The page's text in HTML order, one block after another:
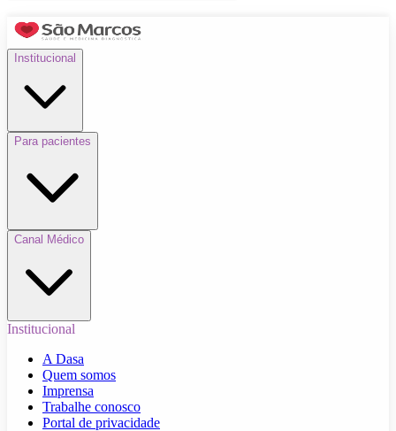
Institucional
Para pacientes
Canal Médico
Institucional
A Dasa
Quem somos
Imprensa
Trabalhe conosco
Portal de privacidade